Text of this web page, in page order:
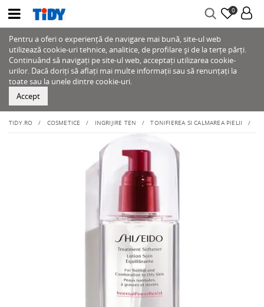
0
Pentru a oferi o experiență de navigare mai bună, site-ul web
utilizează cookie-uri tehnice, analitice, de profilare și de la terțe părți.
Continuând să navigați pe site-ul web, acceptați utilizarea cookie-
urilor. Dacă doriți să aflați mai multe informații sau să renunțați la
toate sau la unele dintre cookie-uri.
Accept
TIDY.RO COSMETICE INGRIJIRE TEN TONIFIEREA SI CALMAREA PIELII